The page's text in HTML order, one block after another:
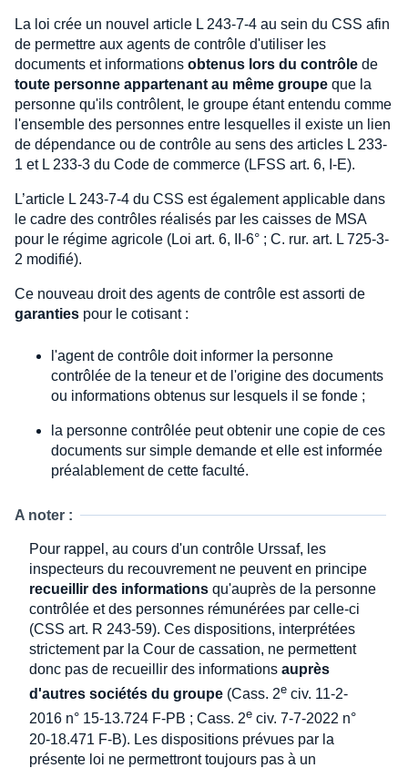
La loi crée un nouvel article L 243-7-4 au sein du CSS afin
de permettre aux agents de contrôle d'utiliser les
documents et informations obtenus lors du contrôle de
toute personne appartenant au même groupe que la
personne qu'ils contrôlent, le groupe étant entendu comme
l'ensemble des personnes entre lesquelles il existe un lien
de dépendance ou de contrôle au sens des articles L 233-
1 et L 233-3 du Code de commerce (LFSS art. 6, I-E).
L’article L 243-7-4 du CSS est également applicable dans
le cadre des contrôles réalisés par les caisses de MSA
pour le régime agricole (Loi art. 6, II-6° ; C. rur. art. L 725-3-
2 modifié).
Ce nouveau droit des agents de contrôle est assorti de
garanties pour le cotisant :
l'agent de contrôle doit informer la personne
contrôlée de la teneur et de l'origine des documents
ou informations obtenus sur lesquels il se fonde ;
la personne contrôlée peut obtenir une copie de ces
documents sur simple demande et elle est informée
préalablement de cette faculté.
A noter :
Pour rappel, au cours d'un contrôle Urssaf, les
inspecteurs du recouvrement ne peuvent en principe
recueillir des informations qu'auprès de la personne
contrôlée et des personnes rémunérées par celle-ci
(CSS art. R 243-59). Ces dispositions, interprétées
strictement par la Cour de cassation, ne permettent
donc pas de recueillir des informations auprès
d'autres sociétés du groupe (Cass. 2e civ. 11-2-
2016 n° 15-13.724 F-PB ; Cass. 2e civ. 7-7-2022 n°
20-18.471 F-B). Les dispositions prévues par la
présente loi ne permettront toujours pas à un